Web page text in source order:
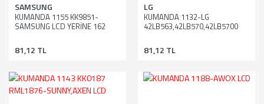
SAMSUNG
KUMANDA 1155 KK9851-
SAMSUNG LCD YERİNE 162
81,12 TL
LG
KUMANDA 1132-LG
42LB563,42LB570,42LB5700
81,12 TL